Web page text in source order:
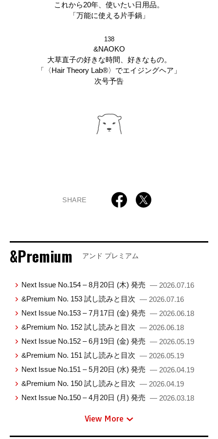
これから20年、使いたい日用品。
「万能に使える片手鍋」
138
&NAOKO
大草直子の好きな時間、好きなもの。
「〈Hair Theory Lab®〉でエイジングヘア」
次号予告
SHARE
&Premium アンド プレミアム
Next Issue No.154 – 8月20日 (木) 発売 — 2026.07.16
&Premium No. 153 試し読みと目次 — 2026.07.16
Next Issue No.153 – 7月17日 (金) 発売 — 2026.06.18
&Premium No. 152 試し読みと目次 — 2026.06.18
Next Issue No.152 – 6月19日 (金) 発売 — 2026.05.19
&Premium No. 151 試し読みと目次 — 2026.05.19
Next Issue No.151 – 5月20日 (水) 発売 — 2026.04.19
&Premium No. 150 試し読みと目次 — 2026.04.19
Next Issue No.150 – 4月20日 (月) 発売 — 2026.03.18
View More